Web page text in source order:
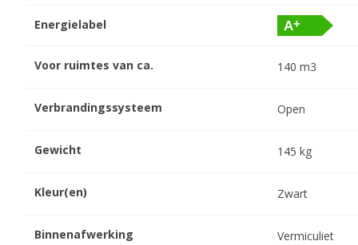
Energielabel
Voor ruimtes van ca. 140 m3
Verbrandingssysteem Open
Gewicht 145 kg
Kleur(en) Zwart
Binnenafwerking Vermiculiet